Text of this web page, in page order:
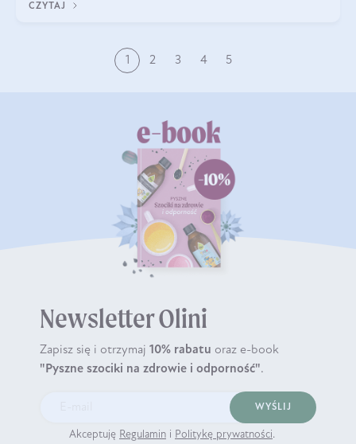
CZYTAJ
1 2 3 4 5
Newsletter Olini
Zapisz się i otrzymaj 10% rabatu oraz e-book
"Pyszne szociki na zdrowie i odporność".
WYŚLIJ
Akceptuję Regulamin i Politykę prywatności.